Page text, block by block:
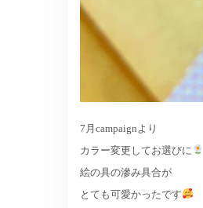
7月campaignより
カラー変更してお選びに
絵の具の滲み具合が
とても可愛かったです